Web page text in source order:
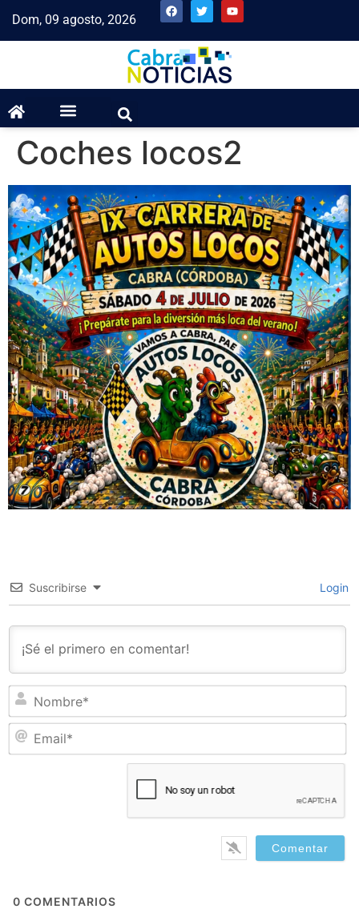
Dom, 09 agosto, 2026
Coches locos2
Suscribirse Login
0 COMENTARIOS